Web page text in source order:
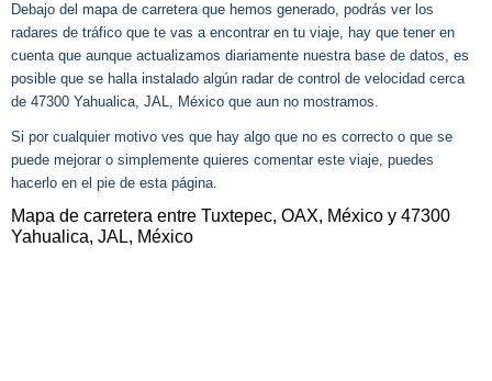
Debajo del mapa de carretera que hemos generado, podrás ver los
radares de tráfico que te vas a encontrar en tu viaje, hay que tener en
cuenta que aunque actualizamos diariamente nuestra base de datos, es
posible que se halla instalado algún radar de control de velocidad cerca
de 47300 Yahualica, JAL, México que aun no mostramos.
Si por cualquier motivo ves que hay algo que no es correcto o que se
puede mejorar o simplemente quieres comentar este viaje, puedes
hacerlo en el pie de esta página.
Mapa de carretera entre Tuxtepec, OAX, México y 47300
Yahualica, JAL, México